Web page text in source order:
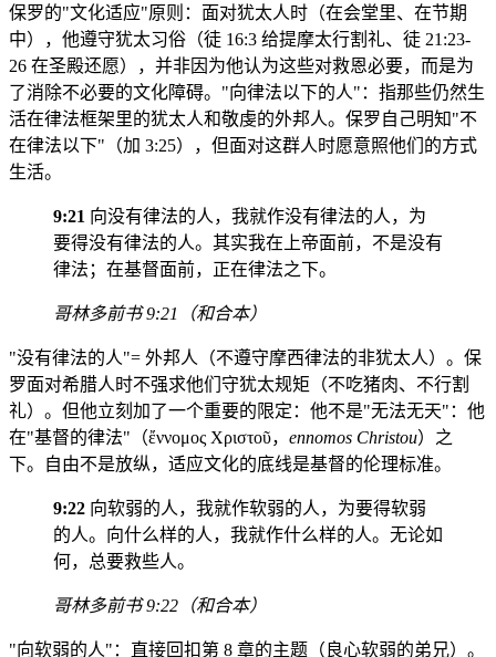
保罗的"文化适应"原则：面对犹太人时（在会堂里、在节期
中），他遵守犹太习俗（徒 16:3 给提摩太行割礼、徒 21:23-
26 在圣殿还愿），并非因为他认为这些对救恩必要，而是为
了消除不必要的文化障碍。"向律法以下的人"：指那些仍然生
活在律法框架里的犹太人和敬虔的外邦人。保罗自己明知"不
在律法以下"（加 3:25），但面对这群人时愿意照他们的方式
生活。
9:21 向没有律法的人，我就作没有律法的人，为
要得没有律法的人。其实我在上帝面前，不是没有
律法；在基督面前，正在律法之下。
哥林多前书 9:21（和合本）
"没有律法的人"= 外邦人（不遵守摩西律法的非犹太人）。保
罗面对希腊人时不强求他们守犹太规矩（不吃猪肉、不行割
礼）。但他立刻加了一个重要的限定：他不是"无法无天"：他
在"基督的律法"（ἔννομος Χριστοῦ， ennomos Christou）之
下。自由不是放纵，适应文化的底线是基督的伦理标准。
9:22 向软弱的人，我就作软弱的人，为要得软弱
的人。向什么样的人，我就作什么样的人。无论如
何，总要救些人。
哥林多前书 9:22（和合本）
"向软弱的人"：直接回扣第 8 章的主题（良心软弱的弟兄）。